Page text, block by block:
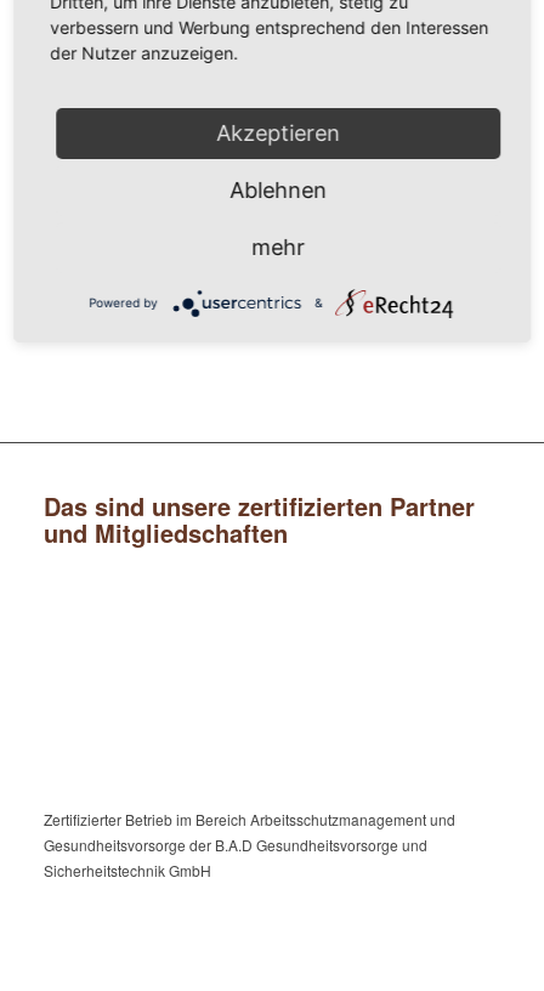
Allgäuer Kammerjäger – Zertifizierte
Ungezieferproblem/Ihren Ungezieferbefall
mit prof. Ungezieferbekämpfung in
Bernbeuren und Umgebung.
Kaufbeuren, Kempten, Landsberg am Lech,
Starnberg, Weilheim und vielen anderen Orten
Das sind unsere zertifizierten Partner
und Mitgliedschaften
Zertifizierter Betrieb im Bereich Arbeitsschutzmanagement und
Gesundheitsvorsorge der B.A.D Gesundheitsvorsorge und
Sicherheitstechnik GmbH
verbessern und Werbung entsprechend den Interessen
der Nutzer anzuzeigen.
Akzeptieren
Ablehnen
mehr
Powered by &